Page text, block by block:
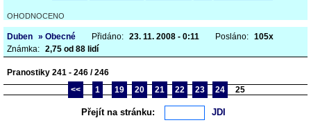
OHODNOCENO
Duben » Obecné Přidáno: 23. 11. 2008 - 0:11 Posláno: 105x
Známka: 2,75 od 88 lidí
Pranostiky 241 - 246 / 246
<<
1 19 20 21 22 23 24 25
Přejít na stránku: